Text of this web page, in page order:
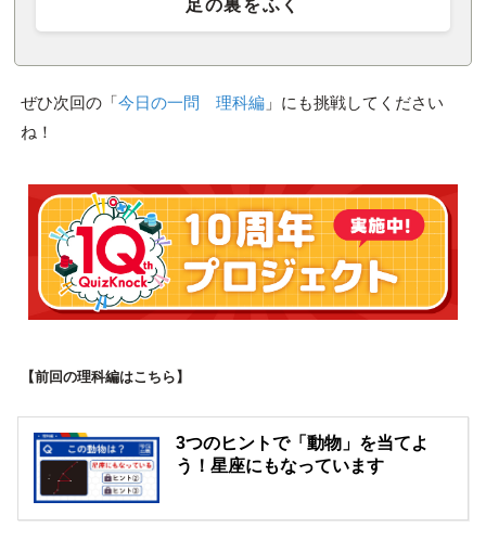
足の裏をふく
ぜひ次回の「今日の一問 理科編」にも挑戦してください
ね！
【前回の理科編はこちら】
3つのヒントで「動物」を当てよ
う！星座にもなっています